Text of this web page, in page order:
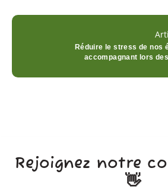
Réduire le stress de nos
accompagnant lors
Rejoignez notre
👋